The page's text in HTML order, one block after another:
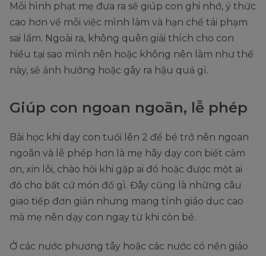
Mỗi hình phạt mẹ đưa ra sẽ giúp con ghi nhớ, ý thức
cao hơn về mỗi việc mình làm và hạn chế tái phạm
sai lầm. Ngoài ra, không quên giải thích cho con
hiểu tại sao mình nên hoặc không nên làm như thế
này, sẽ ảnh hưởng hoặc gây ra hậu quả gì.
Giúp con ngoan ngoãn, lễ phép
Bài học khi dạy con tuổi lên 2 để bé trở nên ngoan
ngoãn và lễ phép hơn là mẹ hãy dạy con biết cảm
ơn, xin lỗi, chào hỏi khi gặp ai đó hoặc được một ai
đó cho bất cứ món đồ gì. Đây cũng là những câu
giao tiếp đơn giản nhưng mang tính giáo dục cao
mà mẹ nên dạy con ngay từ khi còn bé.
Ở các nước phương tây hoặc các nước có nền giáo